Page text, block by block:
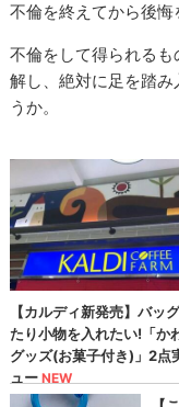
不倫を終えてから後悔
不倫をして得られる
解し、絶対に足を踏
うか。